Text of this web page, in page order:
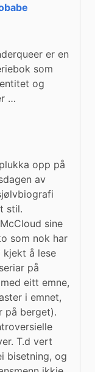
er en
som
og
…
opp på
av
stil.
sine
som nok har
kjekt å lese
på
eitt emne,
i emnet,
på berget).
T.d vert
bisetning, og